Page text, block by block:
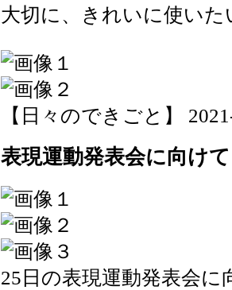
大切に、きれいに使いた
【日々のできごと】
表現運動発表会に向けて
25日の表現運動発表会